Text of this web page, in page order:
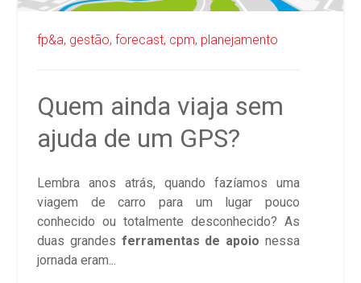
fp&a, gestão, forecast, cpm, planejamento
Quem ainda viaja sem
ajuda de um GPS?
Lembra anos atrás, quando fazíamos uma
viagem de carro para um lugar pouco
conhecido ou totalmente desconhecido? As
duas grandes ferramentas de apoio nessa
jornada eram...